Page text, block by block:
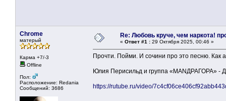
Chrome
матерый
Карма +7/-3
Offline
Пол:
Расположение: Redania
Сообщений: 3686
Re: Любовь круче, чем наркота!
« Ответ #1 : 29 Октября 2025, 00:46 »
Прочти. Пойми. И сочини про это песню. Как
Юлия Перисильд и группа «МАNДРАГОРА» -
https://rutube.ru/video/